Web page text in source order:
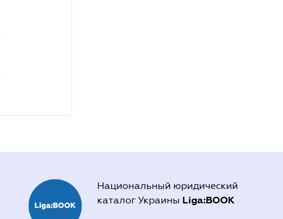
Национальный юридический
каталог Украины Liga:BOOK